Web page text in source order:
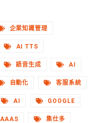
企業知識管理
AI TTS
語音生成 AI
自動化 客服系統
AI GOOGLE
AAAS 集仕多